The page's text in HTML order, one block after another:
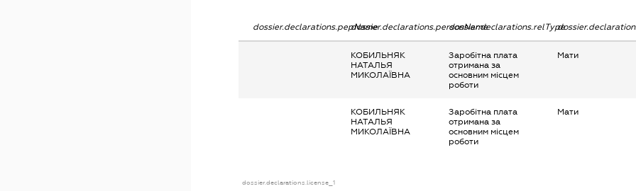
dossier.declarations.pepNamedossier.declarations.personNamedossier.declarations.relType
КОБИЛЬНЯК
НАТАЛЬЯ
МИКОЛАЇВНА
Заробітна плата
отримана за
основним місцем
роботи
Мати
КОБИЛЬНЯК
НАТАЛЬЯ
МИКОЛАЇВНА
Заробітна плата
отримана за
основним місцем
роботи
Мати
dossier.declarations.license_1